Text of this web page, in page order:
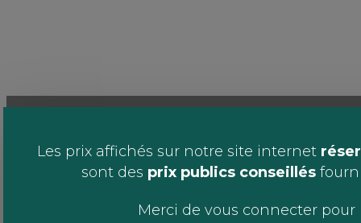
Les prix affichés sur notre site internet
sont des prix publics conseillés
Merci de vous connecter pour